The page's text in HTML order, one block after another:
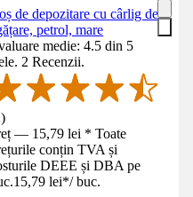
de depozitare cu cârlig de
petrol, mare
medie: 4.5 din 5
2 Recenzii.
)
— 15,79 lei * Toate
conțin TVA și
DEEE și DBA pe
15,79 lei*/ buc.